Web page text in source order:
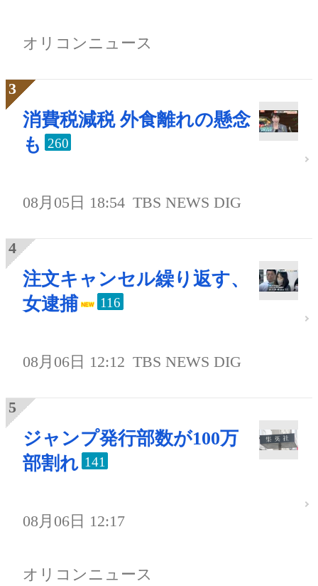
オリコンニュース
消費税減税 外食離れの懸念
も
260
08月05日 18:54 TBS NEWS DIG
注文キャンセル繰り返す、
女逮捕
116
08月06日 12:12 TBS NEWS DIG
ジャンプ発行部数が100万
部割れ 141
08月06日 12:17
オリコンニュース